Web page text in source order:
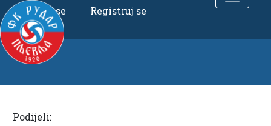
Uloguj se Registruj se
Podijeli: